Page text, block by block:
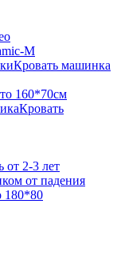
M
Кровать машинка
160*70см
Кровать
от 2-3 лет
от падения
180*80